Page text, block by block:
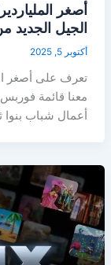
الجيل الجديد
أكتوبر 5, 2025
معنا قائمة
أعمال شباب بنوا